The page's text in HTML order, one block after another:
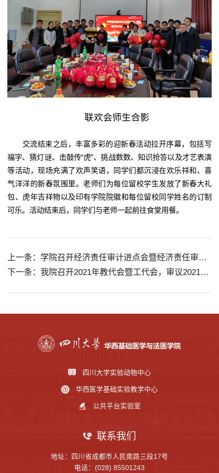
联欢会师生合影
交流结束之后，丰富多彩的迎新春活动拉开序幕，包括写
福字、猜灯谜、击鼓传“虎”、挑战数数、知识抢答以及才艺表演
等活动，现场充满了欢声笑语，同学们都沉浸在欢乐祥和、喜
气洋洋的新春氛围里。老师们为每位留校学生发放了新春大礼
包、虎年吉祥物以及印有学院院徽和每位留校同学姓名的订制
可乐。活动结束后，同学们与老师一起前往食堂用餐。
上一条：学院召开经济责任审计进点会暨经济责任审计业务、工程责任审计业务宣讲会
下一条：我院召开2021年教代会暨工代会，审议2021年学院工作报告、财经工作报告、工会工作报告
四川大学实验动物中心
华西医学基础实验教学中心
公共平台实验室
联系我们
地址：四川省成都市人民南路三段17号
电话：(028) 85501243